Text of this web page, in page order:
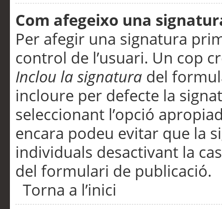
Com afegeixo una
Per afegir una signatura
control de l’usuari. Un cop
Inclou la signatura del
incloure per defecte la
seleccionant l’opció
encara podeu evitar que la
individuals desactivant la
del formulari de publicació.
Torna a l’inici